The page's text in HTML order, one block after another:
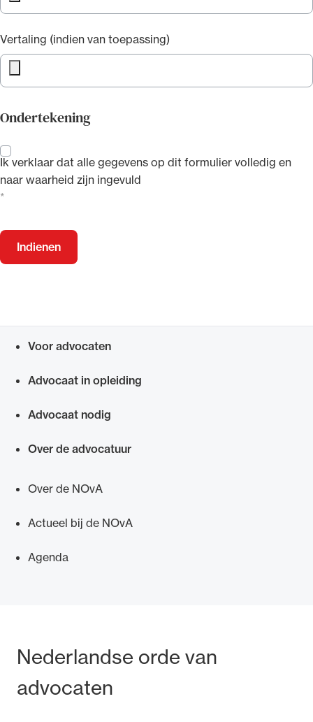
Vertaling (indien van toepassing)
Ondertekening
Ik verklaar dat alle gegevens op dit formulier volledig en
naar waarheid zijn ingevuld
Indienen
Voor advocaten
Advocaat in opleiding
Advocaat nodig
Over de advocatuur
Over de NOvA
Actueel bij de NOvA
Agenda
Bezoek- en postadres
Nederlandse orde van
advocaten